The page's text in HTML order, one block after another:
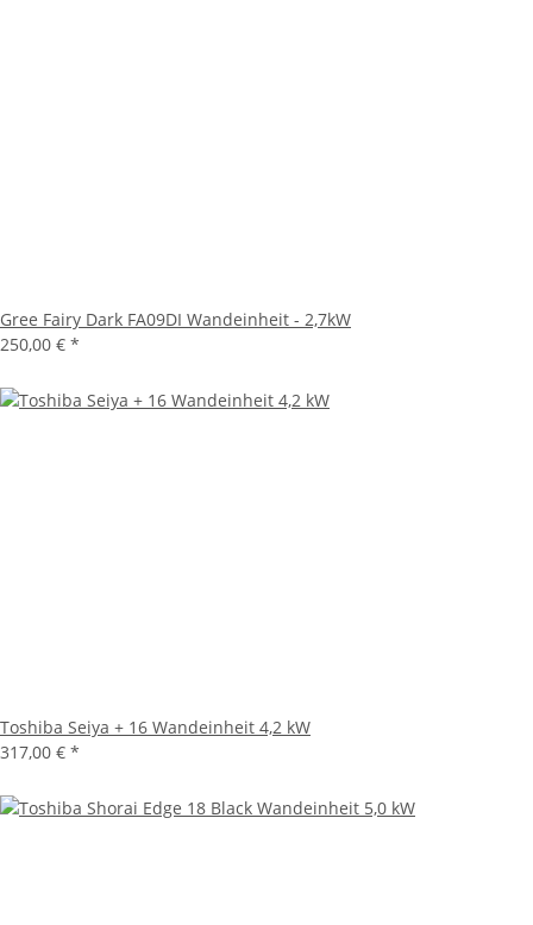
Gree Fairy Dark FA09DI Wandeinheit - 2,7kW
250,00 € *
Toshiba Seiya + 16 Wandeinheit 4,2 kW
317,00 € *